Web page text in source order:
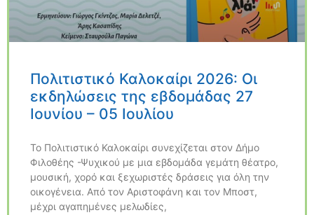
Πολιτιστικό Καλοκαίρι 2026: Οι
εκδηλώσεις της εβδομάδας 27
Ιουνίου – 05 Ιουλίου
Το Πολιτιστικό Καλοκαίρι συνεχίζεται στον Δήμο
Φιλοθέης -Ψυχικού με μια εβδομάδα γεμάτη θέατρο,
μουσική, χορό και ξεχωριστές δράσεις για όλη την
οικογένεια. Από τον Αριστοφάνη και τον Μποστ,
μέχρι αγαπημένες μελωδίες,